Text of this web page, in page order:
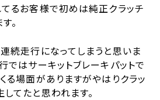
るお客様で初めは純正クラッチ
。
続走行になってしまうと思いま
ではサーキットブレーキパットで
る場面がありますがやはりクラッ
てたと思われます。